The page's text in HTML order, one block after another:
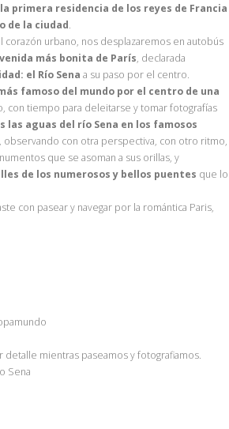
la primera residencia de los reyes de Francia
de la ciudad.
corazón urbano, nos desplazaremos en autobús
más bonita de París, declarada
el Río Sena a su paso por el centro.
famoso del mundo por el centro de una
con tiempo para deleitarse y tomar fotografías
las aguas del río Sena en los famosos
observando con otra perspectiva, con otro ritmo,
que se asoman a sus orillas, y
de los numerosos y bellos puentes que lo
con pasear y navegar por la romántica Paris,
mientras paseamos y fotografiamos.
Sena